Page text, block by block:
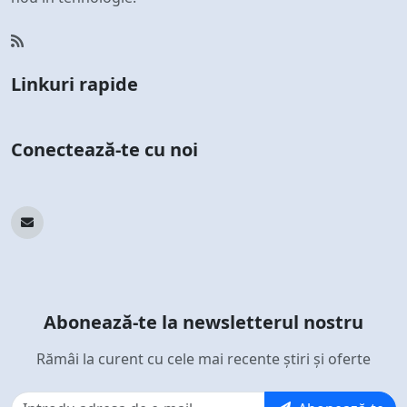
Linkuri rapide
Conectează-te cu noi
Abonează-te la newsletterul nostru
Rămâi la curent cu cele mai recente știri și oferte